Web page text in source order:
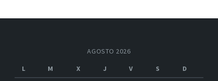
AGOSTO 2026
L
M X J V S
D